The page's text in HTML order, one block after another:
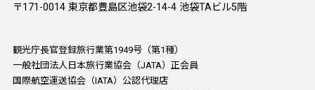
〒171-0014 東京都豊島区池袋2-14-4 池袋TAビル5階
観光庁長官登録旅行業第1949号（第1種）
一般社団法人日本旅行業協会（JATA）正会員
国際航空運送協会（IATA）公認代理店